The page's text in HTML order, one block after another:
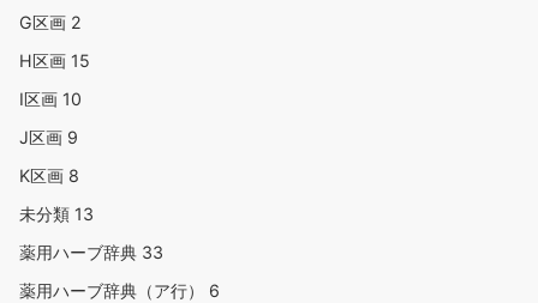
G区画 2
H区画 15
I区画 10
J区画 9
K区画 8
未分類 13
薬用ハーブ辞典 33
薬用ハーブ辞典（ア行） 6